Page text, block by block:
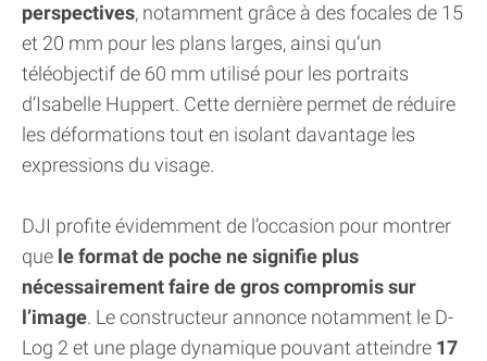
perspectives, notamment grâce à des focales de 15
et 20 mm pour les plans larges, ainsi qu’un
téléobjectif de 60 mm utilisé pour les portraits
d’Isabelle Huppert. Cette dernière permet de réduire
les déformations tout en isolant davantage les
expressions du visage.
DJI profite évidemment de l’occasion pour montrer
que le format de poche ne signifie plus
nécessairement faire de gros compromis sur
l’image. Le constructeur annonce notamment le D-
Log 2 et une plage dynamique pouvant atteindre 17